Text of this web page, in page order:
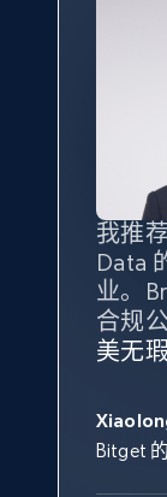
我推
Data
业。
合规
美无
Bitget
Bright
设施
帮助
（
根据
的服
共网
其支
最重
最多
Data
方。
tgndata
我们
象深
沟通
助。
我们
到非
服务